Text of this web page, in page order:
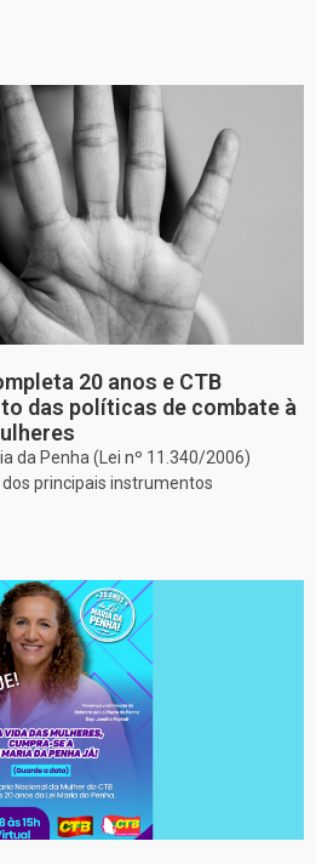
20 anos e CTB
das políticas de combate à
da Penha (Lei nº 11.340/2006)
principais instrumentos